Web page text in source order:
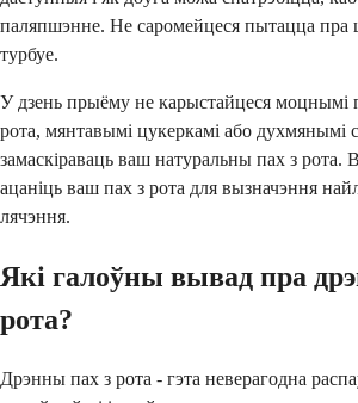
паляпшэнне. Не саромейцеся пытацца пра
турбуе.
У дзень прыёму не карыстайцеся моцнымі
рота, мянтавымі цукеркамі або духмянымі
замаскіраваць ваш натуральны пах з рота.
ацаніць ваш пах з рота для вызначэння
лячэння.
Які галоўны вывад пра
рота?
Дрэнны пах з рота - гэта неверагодна